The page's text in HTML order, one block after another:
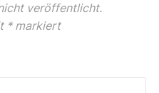
veröffentlicht.
*markiert